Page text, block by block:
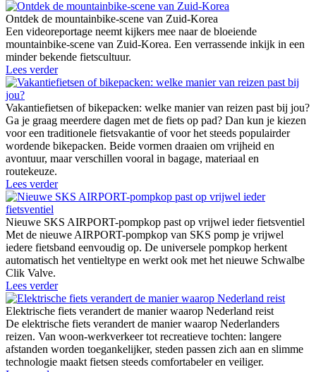
Ontdek de mountainbike-scene van Zuid-Korea
Een videoreportage neemt kijkers mee naar de bloeiende
mountainbike-scene van Zuid-Korea. Een verrassende inkijk in een
minder bekende fietscultuur.
Lees verder
Vakantiefietsen of bikepacken: welke manier van reizen past bij jou?
Ga je graag meerdere dagen met de fiets op pad? Dan kun je kiezen
voor een traditionele fietsvakantie of voor het steeds populairder
wordende bikepacken. Beide vormen draaien om vrijheid en
avontuur, maar verschillen vooral in bagage, materiaal en
routekeuze.
Lees verder
Nieuwe SKS AIRPORT-pompkop past op vrijwel ieder fietsventiel
Met de nieuwe AIRPORT-pompkop van SKS pomp je vrijwel
iedere fietsband eenvoudig op. De universele pompkop herkent
automatisch het ventieltype en werkt ook met het nieuwe Schwalbe
Clik Valve.
Lees verder
Elektrische fiets verandert de manier waarop Nederland reist
De elektrische fiets verandert de manier waarop Nederlanders
reizen. Van woon-werkverkeer tot recreatieve tochten: langere
afstanden worden toegankelijker, steden passen zich aan en slimme
technologie maakt fietsen steeds comfortabeler en veiliger.